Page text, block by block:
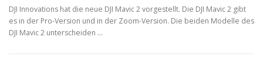
DJI Innovations hat die neue DJI Mavic 2 vorgestellt. Die DJI Mavic 2 gibt
es in der Pro-Version und in der Zoom-Version. Die beiden Modelle des
DJI Mavic 2 unterscheiden …